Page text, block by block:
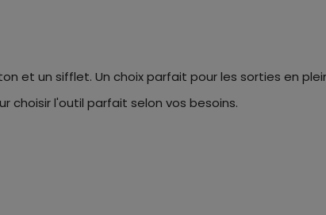
et un sifflet. Un choix parfait pour les sorties en
choisir l'outil parfait selon vos besoins.